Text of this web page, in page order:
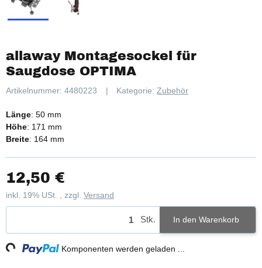
allaway Montagesockel für
Saugdose OPTIMA
Artikelnummer: 4480223 Kategorie: Zubehör
Länge: 50 mm
Höhe: 171 mm
Breite: 164 mm
12,50 €
inkl. 19% USt. , zzgl. Versand
Stk. In den Warenkorb
Komponenten werden geladen ...